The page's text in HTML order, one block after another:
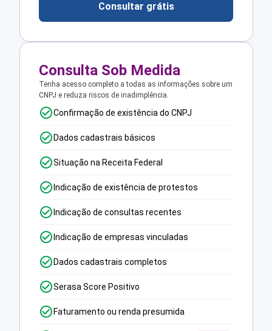
Consultar grátis
Consulta Sob Medida
Tenha acesso completo a todas as informações sobre um
CNPJ e reduza riscos de inadimplência.
Confirmação de existência do CNPJ
Dados cadastrais básicos
Situação na Receita Federal
Indicação de existência de protestos
Indicação de consultas recentes
Indicação de empresas vinculadas
Dados cadastrais completos
Serasa Score Positivo
Faturamento ou renda presumida